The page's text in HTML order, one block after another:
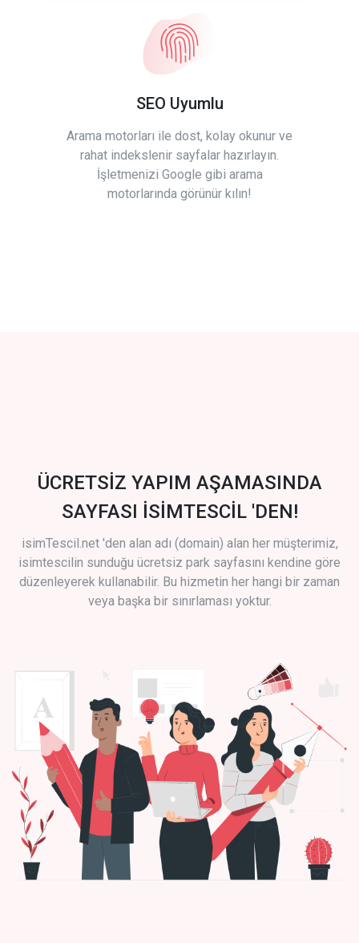
SEO Uyumlu
Arama motorları ile dost, kolay okunur ve
rahat indekslenir sayfalar hazırlayın.
İşletmenizi Google gibi arama
motorlarında görünür kılın!
ÜCRETSİZ YAPIM AŞAMASINDA
SAYFASI İSİMTESCİL 'DEN!
isimTescil.net 'den alan adı (domain) alan her müşterimiz,
isimtescilin sunduğu ücretsiz park sayfasını kendine göre
düzenleyerek kullanabilir. Bu hizmetin her hangi bir zaman
veya başka bir sınırlaması yoktur.